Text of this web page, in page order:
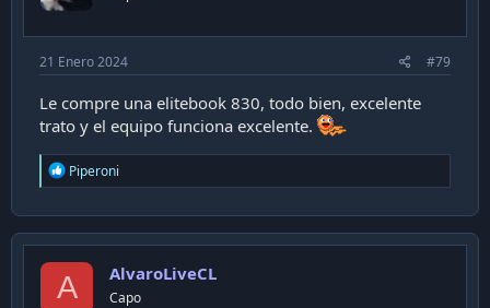
21 Enero 2024 #79
Le compre una elitebook 830, todo bien, excelente
trato y el equipo funciona excelente.
R
e
c
t
o
n
Piperoni
A AlvaroLiveCL
Capo